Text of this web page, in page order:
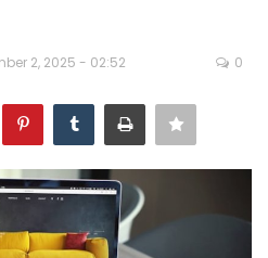
2, 2025 - 02:52 0